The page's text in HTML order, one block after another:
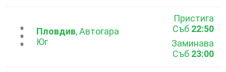
...Пловдив, Автогара
Юг
Пристига
Съб 22:50
Заминава
Съб 23:00